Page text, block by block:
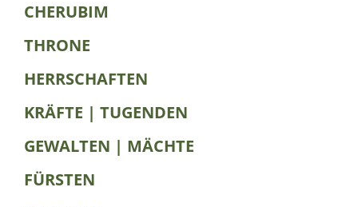
CHERUBIM
THRONE
HERRSCHAFTEN
KRÄFTE | TUGENDEN
GEWALTEN | MÄCHTE
FÜRSTEN